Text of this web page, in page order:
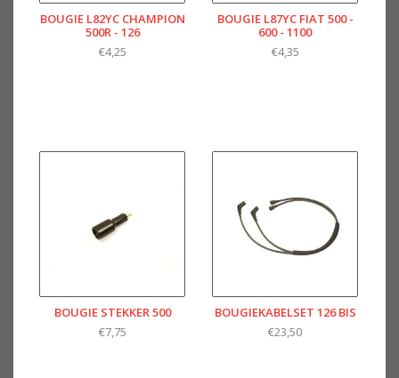
BOUGIE L82YC CHAMPION
500R - 126
€4,25
BOUGIE L87YC FIAT 500 -
600 - 1100
€4,35
BOUGIE STEKKER 500
€7,75
BOUGIEKABELSET 126 BIS
€23,50